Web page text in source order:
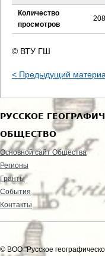
Количество
просмотров
© ВТУ ГШ
< Предыдущий
РУССКОЕ
ОБЩЕСТВО
Основной сайт Общества
Регионы
Гранты
События
Контакты
© ВОО "Русское